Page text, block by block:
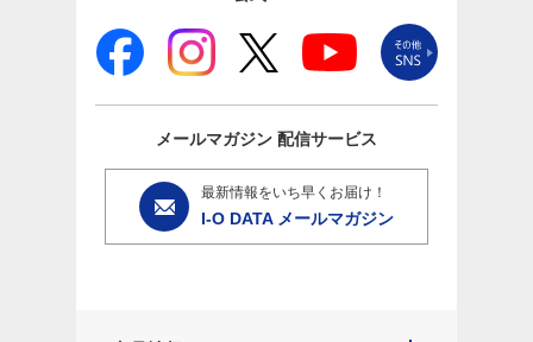
メールマガジン 配信サービス
最新情報をいち早くお届け！
I-O DATA メールマガジン